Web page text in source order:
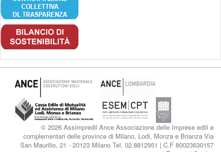
© 2026 Assimpredil Ance Associazione delle Imprese edili e
complementari delle province di Milano, Lodi, Monza e Brianza Via
San Maurilio, 21 - 20123 Milano Tel. 02.8812951 | C.F 80023630157